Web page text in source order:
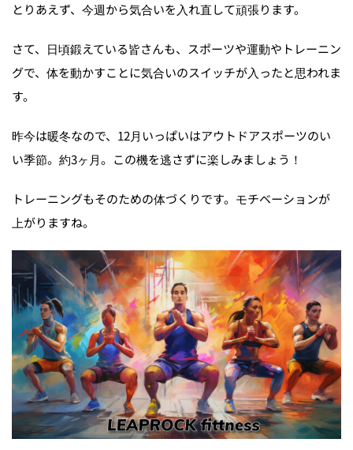
とりあえず、今週から気合いを入れ直して頑張ります。
さて、日頃鍛えている皆さんも、スポーツや運動やトレーニン
グで、体を動かすことに気合いのスイッチが入ったと思われま
す。
昨今は暖冬なので、12月いっぱいはアウトドアスポーツのい
い季節。約3ヶ月。この機を逃さずに楽しみましょう！
トレーニングもそのための体づくりです。モチベーションが
上がりますね。